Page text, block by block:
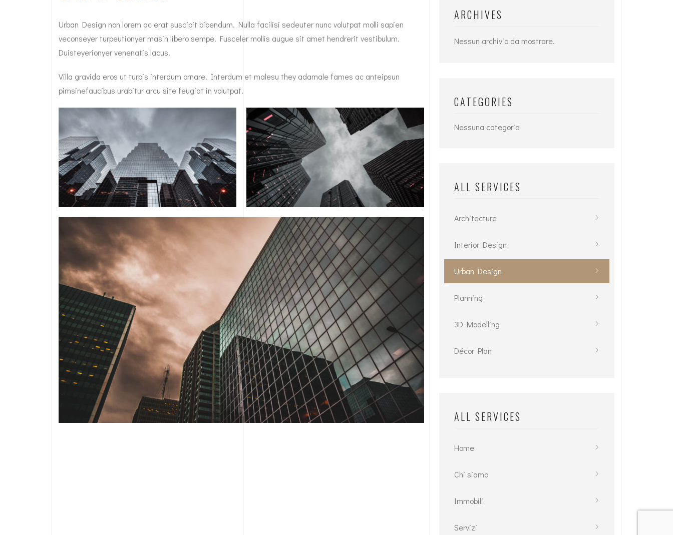
Urban Design non lorem ac erat suscipit bibendum. Nulla facilisi sedeuter nunc volutpat molli sapien
veconseyer turpeutionyer masin libero sempe. Fusceler mollis augue sit amet hendrerit vestibulum.
Duisteyerionyer venenatis lacus.
Villa gravida eros ut turpis interdum ornare. Interdum et malesu they adamale fames ac anteipsun
pimsinefaucibus urabitur arcu site feugiat in volutpat.
ARCHIVES
Nessun archivio da mostrare.
CATEGORIES
Nessuna categoria
ALL SERVICES
Architecture
Interior Design
Urban Design
Planning
3D Modelling
Décor Plan
ALL SERVICES
Home
Chi siamo
Immobili
Servizi